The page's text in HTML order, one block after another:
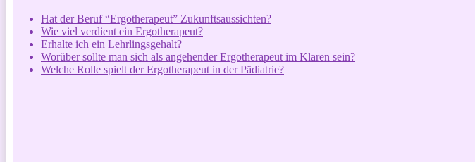
Hat der Beruf “Ergotherapeut” Zukunftsaussichten?
Wie viel verdient ein Ergotherapeut?
Erhalte ich ein Lehrlingsgehalt?
Worüber sollte man sich als angehender Ergotherapeut im Klaren sein?
Welche Rolle spielt der Ergotherapeut in der Pädiatrie?